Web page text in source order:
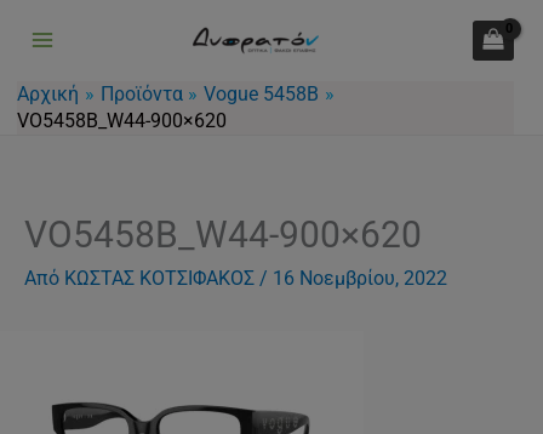
περιεχόμενο
Αρχική Προϊόντα
Vogue 5458Β
VO5458B_W44-900×620
VO5458B_W44-900×620
Από ΚΩΣΤΑΣ ΚΟΤΣΙΦΑΚΟΣ / 16 Νοεμβρίου, 2022